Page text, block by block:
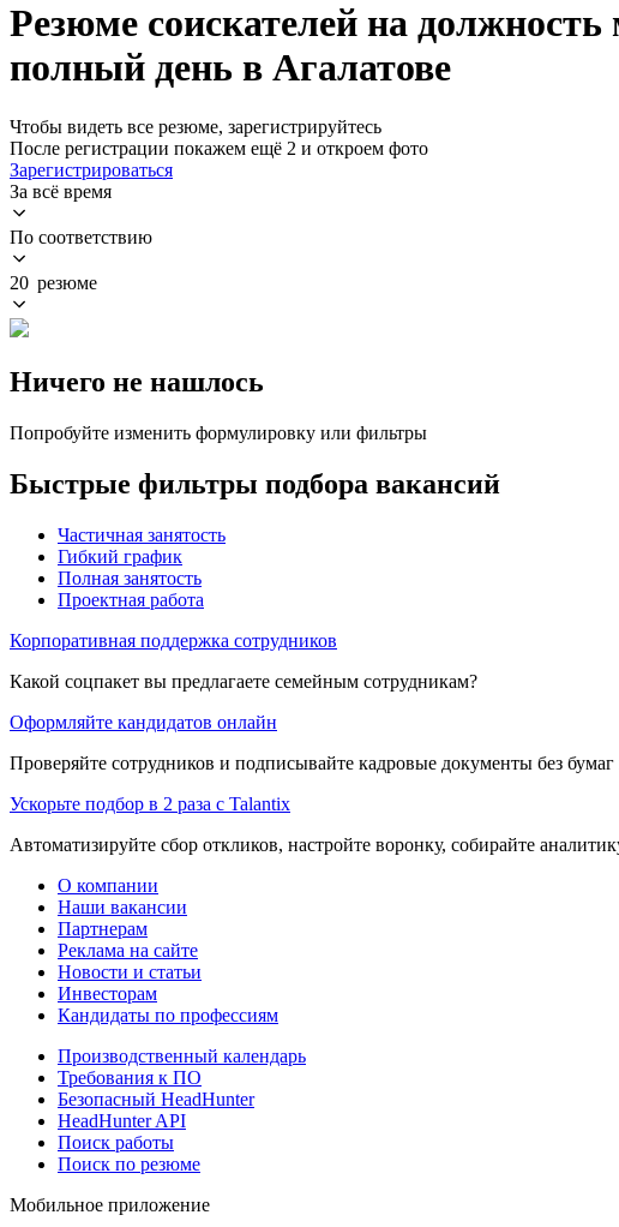
Резюме соискателей на
полный день в Агалатове
Чтобы видеть все резюме, зарегистрируйтесь
После регистрации покажем ещё 2 и откроем фото
Зарегистрироваться
За всё время
По соответствию
20 резюме
Ничего не нашлось
Попробуйте изменить формулировку или фильтры
Быстрые фильтры подбора вакансий
Частичная занятость
Гибкий график
Полная занятость
Проектная работа
Корпоративная поддержка сотрудников
Какой соцпакет вы предлагаете семейным сотрудникам?
Оформляйте кандидатов онлайн
Проверяйте сотрудников и подписывайте кадровые документы без
Ускорьте подбор в 2 раза с Talantix
Автоматизируйте сбор откликов, настройте воронку, собирайте
О компании
Наши вакансии
Партнерам
Реклама на сайте
Новости и статьи
Инвесторам
Кандидаты по профессиям
Производственный календарь
Требования к ПО
Безопасный HeadHunter
HeadHunter API
Поиск работы
Поиск по резюме
Мобильное приложение